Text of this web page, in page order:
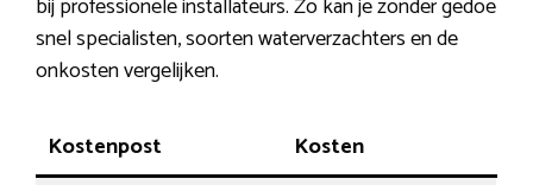
bij professionele installateurs. Zo kan je zonder gedoe
snel specialisten, soorten waterverzachters en de
onkosten vergelijken.
Kostenpost
Kosten